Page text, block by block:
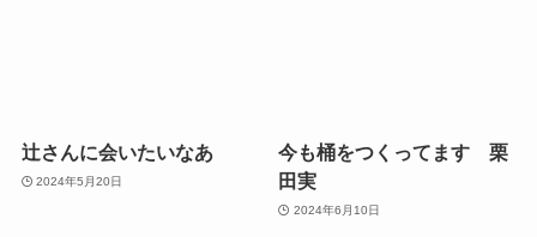
辻さんに会いたいなあ
2024年5月20日
今も桶をつくってます 栗
田実
2024年6月10日